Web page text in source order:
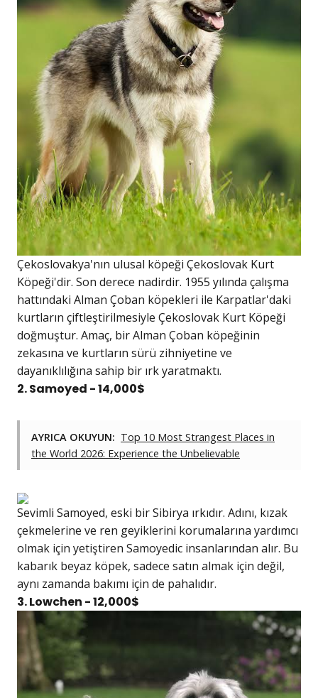
Çekoslovakya'nın ulusal köpeği Çekoslovak Kurt
Köpeği'dir. Son derece nadirdir. 1955 yılında çalışma
hattındaki Alman Çoban köpekleri ile Karpatlar'daki
kurtların çiftleştirilmesiyle Çekoslovak Kurt Köpeği
doğmuştur. Amaç, bir Alman Çoban köpeğinin
zekasına ve kurtların sürü zihniyetine ve
dayanıklılığına sahip bir ırk yaratmaktı.
2. Samoyed - 14,000$
AYRICA OKUYUN: Top 10 Most Strangest Places in
the World 2026: Experience the Unbelievable
Sevimli Samoyed, eski bir Sibirya ırkıdır. Adını, kızak
çekmelerine ve ren geyiklerini korumalarına yardımcı
olmak için yetiştiren Samoyedic insanlarından alır. Bu
kabarık beyaz köpek, sadece satın almak için değil,
aynı zamanda bakımı için de pahalıdır.
3. Lowchen - 12,000$